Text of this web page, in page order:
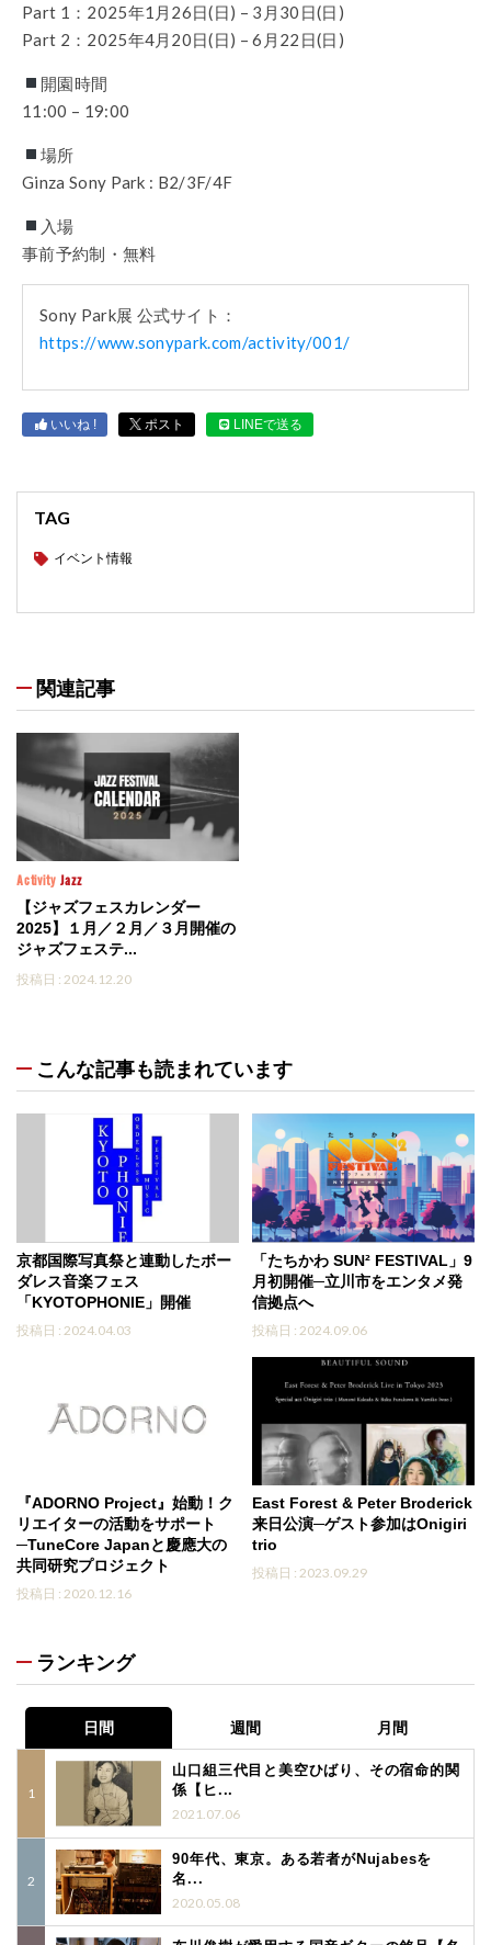
Part 1：2025年1月26日(日) – 3月30日(日)
Part 2：2025年4月20日(日) – 6月22日(日)
開園時間
11:00 – 19:00
場所
Ginza Sony Park : B2/3F/4F
入場
事前予約制・無料
Sony Park展 公式サイト：
https://www.sonypark.com/activity/001/
いいね ! ポスト LINEで送る
TAG
イベント情報
関連記事
Activity Jazz
【ジャズフェスカレンダー
2025】１月／２月／３月開催の
ジャズフェステ...
投稿日 : 2024.12.20
こんな記事も読まれています
京都国際写真祭と連動したボー
ダレス音楽フェス
「KYOTOPHONIE」開催
投稿日 : 2024.04.03
「たちかわ SUN² FESTIVAL」9
月初開催─立川市をエンタメ発
信拠点へ
投稿日 : 2024.09.06
『ADORNO Project』始動！ク
リエイターの活動をサポート
─TuneCore Japanと慶應大の
共同研究プロジェクト
投稿日 : 2020.12.16
East Forest & Peter Broderick
来日公演─ゲスト参加はOnigiri
trio
投稿日 : 2023.09.29
ランキング
日間 週間 月間
山口組三代目と美空ひばり、その宿命的関
係【ヒ...
2021.07.06
90年代、東京。ある若者がNujabesを
名...
2020.05.08